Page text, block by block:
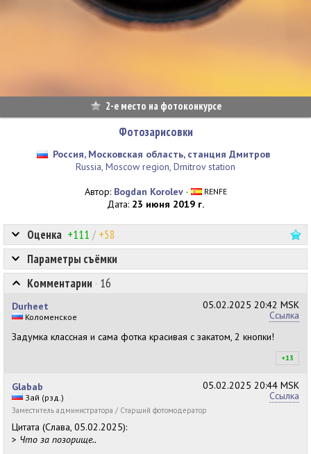
2-е место на фотоконкурсе
Фотозарисовки
Россия, Московская область, станция Дмитров
Russia, Moscow region, Dmitrov station
Автор: Bogdan Korolev· RENFE
Дата: 23 июня 2019 г.
Оценка +111 / +58
Параметры съёмки
Комментарии · 16
05.02.2025 20:42 MSK
Ссылка
Durheet
Коломенское
Задумка классная и сама фотка красивая с закатом, 2 кнопки!
+13
05.02.2025 20:44 MSK
Ссылка
Glabab
Зай (рзд.)
Заместитель администратора / Старший фотомодератор
Цитата (Слава, 05.02.2025):
> Что за позорище..